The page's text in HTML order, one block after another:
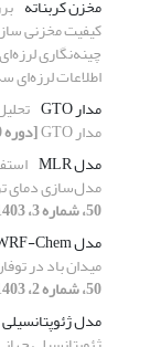
مخزن کربناته
کیفیت مخزنی
چینه‌نگاری
اطلاعات لرزه‌ای
مدار GTO
مدار GTO
[دوره 50، شماره 1، 1403، صفحه 217-229]
مدل MLR
مدل‌سازی دمای
50، شماره 3، 1403، صفحه 803-821]
مدل WRF-Chem
میدان باد در توفان
50، شماره 2، 1403، صفحه 387-408]
مدل ژئوپتانسیلی